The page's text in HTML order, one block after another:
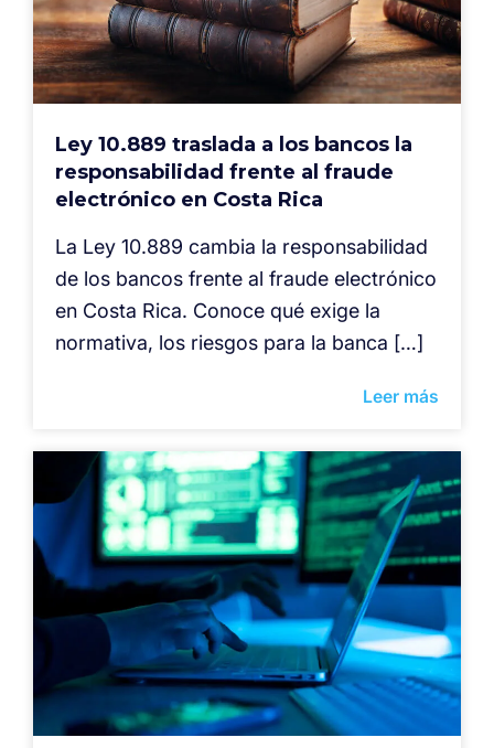
Ley 10.889 traslada a los bancos la
responsabilidad frente al fraude
electrónico en Costa Rica
La Ley 10.889 cambia la responsabilidad
de los bancos frente al fraude electrónico
en Costa Rica. Conoce qué exige la
normativa, los riesgos para la banca […]
Leer más